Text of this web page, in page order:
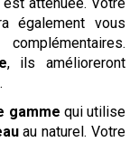
également vous
complémentaires.
, ils amélioreront
gamme qui utilise
au naturel. Votre